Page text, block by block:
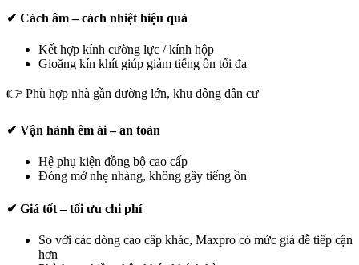
✔ Cách âm – cách nhiệt hiệu quả
Kết hợp kính cường lực / kính hộp
Gioăng kín khít giúp giảm tiếng ồn tối đa
👉 Phù hợp nhà gần đường lớn, khu đông dân cư
✔ Vận hành êm ái – an toàn
Hệ phụ kiện đồng bộ cao cấp
Đóng mở nhẹ nhàng, không gây tiếng ồn
✔ Giá tốt – tối ưu chi phí
So với các dòng cao cấp khác, Maxpro có mức giá dễ tiếp cận
hơn